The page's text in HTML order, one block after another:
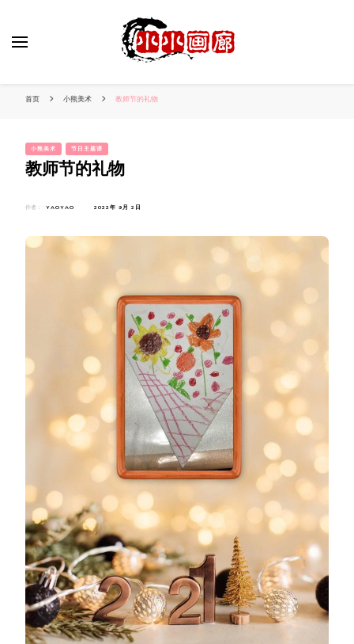
首页 小熊美术 教师节的礼物
小熊美术 节日主题课
教师节的礼物
作者： YAOYAO 2022年 9月 2日